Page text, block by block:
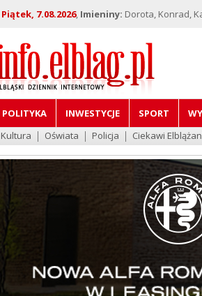
Piątek, 7.08.2026, Imieniny: Dorota, Konrad,
POLITYKA INWESTYCJE SPORT
Kultura
Oświata Policja Ciekawi